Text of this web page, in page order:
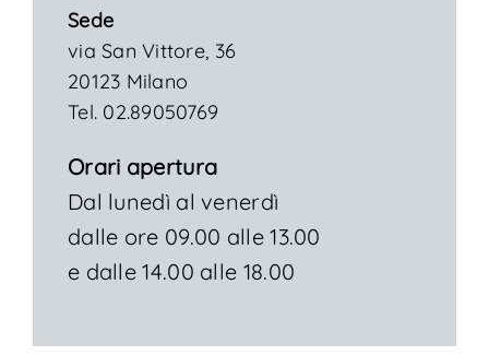
Sede
via San Vittore, 36
20123 Milano
Tel. 02.89050769
Orari apertura
Dal lunedì al venerdì
dalle ore 09.00 alle 13.00
e dalle 14.00 alle 18.00